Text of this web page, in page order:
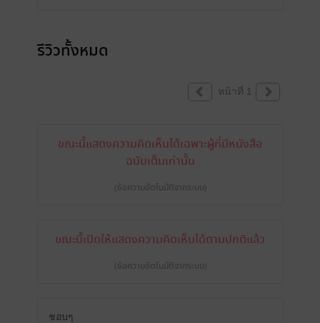
รีวิวทั้งหมด
หน้าที่ 1
ขณะนี้แสดงความคิดเห็นได้เฉพาะผู้ที่มีหนังสือ
ฉบับเต็มเท่านั้น
(ข้อความอัตโนมัติจากระบบ)
ขณะนี้เปิดให้แสดงความคิดเห็นได้ตามปกติแล้ว
(ข้อความอัตโนมัติจากระบบ)
ชอบๆ